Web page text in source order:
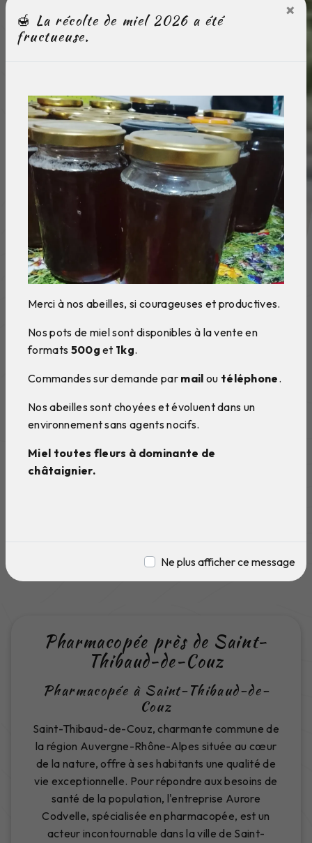
🍯 La récolte de miel 2026 a été
fructueuse.
×
Merci à nos abeilles, si courageuses et productives.
Nos pots de miel sont disponibles à la vente en
formats 500g et 1kg.
Commandes sur demande par mail ou téléphone.
Nos abeilles sont choyées et évoluent dans un
environnement sans agents nocifs.
Miel toutes fleurs à dominante de
châtaignier.
Ne plus afficher ce message
Pharmacopée près de Saint-
Thibaud-de-Couz
Pharmacopée à Saint-Thibaud-de-
Couz
Saint-Thibaud-de-Couz, charmante commune de
la région Auvergne-Rhône-Alpes située au cœur
de la nature, offre à ses habitants une qualité de
vie exceptionnelle. Pour répondre aux besoins de
santé de la population, l'entreprise Aurore
Codvelle, spécialisée en pharmacopée, est un
acteur incontournable dans la ville de Saint-